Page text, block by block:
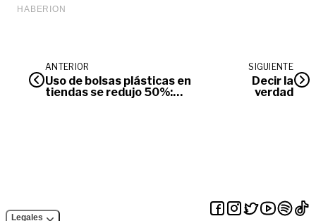
ANTERIOR
Uso de bolsas plásticas en
tiendas se redujo 50%:
SIGUIENTE
Decir la
verdad
Legales